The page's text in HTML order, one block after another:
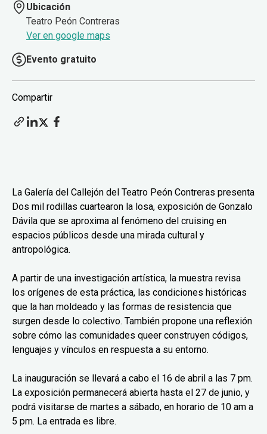
Ubicación
Teatro Peón Contreras
Ver en google maps
Evento gratuito
Compartir
La Galería del Callejón del Teatro Peón Contreras presenta
Dos mil rodillas cuartearon la losa, exposición de Gonzalo
Dávila que se aproxima al fenómeno del cruising en
espacios públicos desde una mirada cultural y
antropológica.
A partir de una investigación artística, la muestra revisa
los orígenes de esta práctica, las condiciones históricas
que la han moldeado y las formas de resistencia que
surgen desde lo colectivo. También propone una reflexión
sobre cómo las comunidades queer construyen códigos,
lenguajes y vínculos en respuesta a su entorno.
La inauguración se llevará a cabo el 16 de abril a las 7 pm.
La exposición permanecerá abierta hasta el 27 de junio, y
podrá visitarse de martes a sábado, en horario de 10 am a
5 pm. La entrada es libre.